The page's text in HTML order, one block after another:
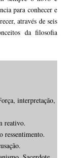
para conhecer e
através de seis
da filosofia
interpretação,
reativo.
ressentimento.